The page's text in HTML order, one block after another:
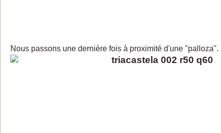
Nous passons une dernière fois à proximité d'une "palloza".